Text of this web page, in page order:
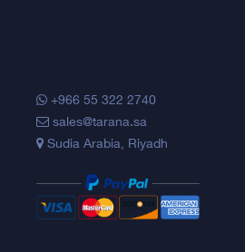
+966 55 322 2740
sales@tarana.sa
Sudia Arabia, Riyadh